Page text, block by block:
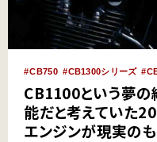
CB750 CB1300シリーズ
CB1100という夢の
能だと考えていた
エンジンが現実の